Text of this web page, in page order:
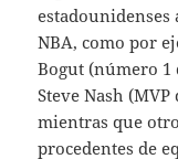
estadounidenses
NBA, como por
Bogut (número 1
Steve Nash
mientras que
procedentes de